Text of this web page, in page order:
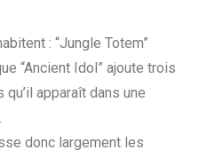
: “Jungle Totem”
“Ancient Idol” ajoute trois
apparaît dans une
donc largement les